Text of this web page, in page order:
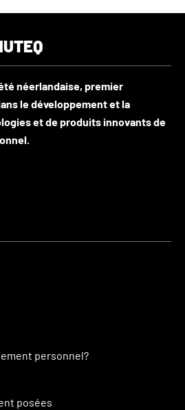
néerlandaise, premier
le développement et la
et de produits innovants de
personnel?
posées